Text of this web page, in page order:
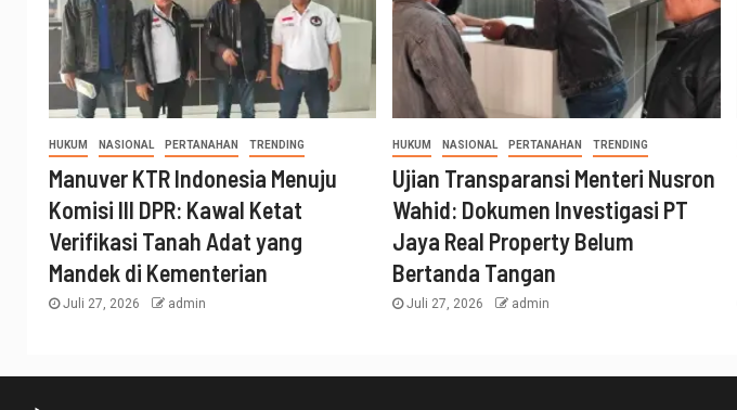
HUKUM NASIONAL PERTANAHAN TRENDING
Manuver KTR Indonesia Menuju
Komisi III DPR: Kawal Ketat
Verifikasi Tanah Adat yang
Mandek di Kementerian
Juli 27, 2026 admin
HUKUM NASIONAL PERTANAHAN TRENDING
Ujian Transparansi Menteri Nusron
Wahid: Dokumen Investigasi PT
Jaya Real Property Belum
Bertanda Tangan
Juli 27, 2026 admin